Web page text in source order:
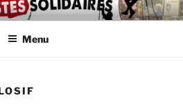
DE
indépendant(e)s : lutte, entraide,
Menu